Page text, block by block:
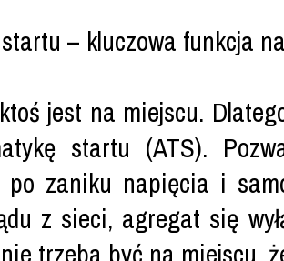
– kluczowa funkcja
jest na miejscu.
startu (ATS).
po zaniku napięcia i
z sieci, agregat się